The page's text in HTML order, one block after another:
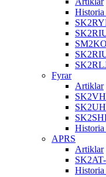
Historia
Fyrar
Artiklar
Historia
APRS
Artiklar
Historia